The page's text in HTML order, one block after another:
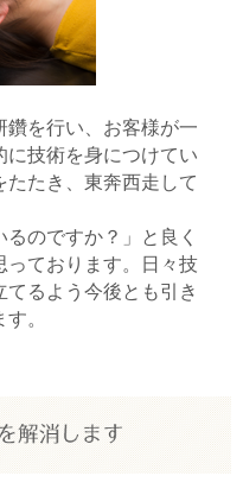
鑽を行い、お客様が一
に技術を身につけてい
たたき、東奔西走して
のですか？」と良く
っております。日々技
るよう今後とも引き
。